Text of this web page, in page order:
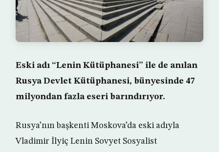
Eski adı “Lenin Kütüphanesi” ile de anılan
Rusya Devlet Kütüphanesi, bünyesinde 47
milyondan fazla eseri barındırıyor.
Rusya’nın başkenti Moskova’da eski adıyla
Vladimir İlyiç Lenin Sovyet Sosyalist